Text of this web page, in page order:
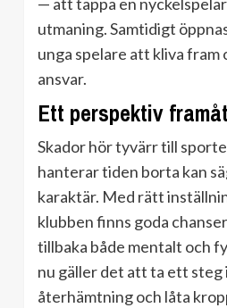
— att tappa en
utmaning. Samtidigt
unga spelare att kliva fram
ansvar.
Ett perspektiv framåt
Skador hör tyvärr till
hanterar tiden borta kan
karaktär. Med rätt
klubben finns goda
tillbaka både mentalt och
nu gäller det att ta ett steg
återhämtning och låta